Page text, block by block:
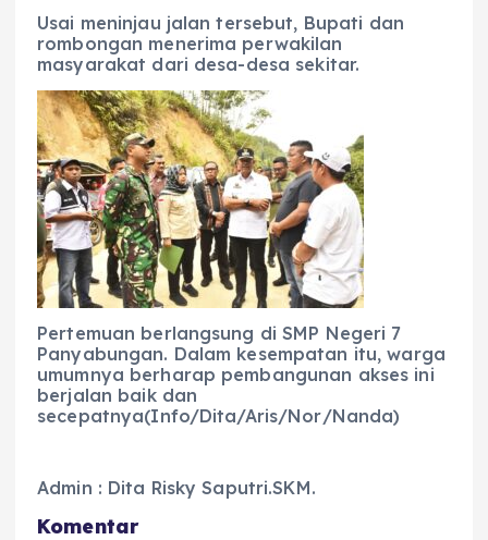
Usai meninjau jalan tersebut, Bupati dan
rombongan menerima perwakilan
masyarakat dari desa-desa sekitar.
Pertemuan berlangsung di SMP Negeri 7
Panyabungan. Dalam kesempatan itu, warga
umumnya berharap pembangunan akses ini
berjalan baik dan
secepatnya(Info/Dita/Aris/Nor/Nanda)
Admin : Dita Risky Saputri.SKM.
Komentar